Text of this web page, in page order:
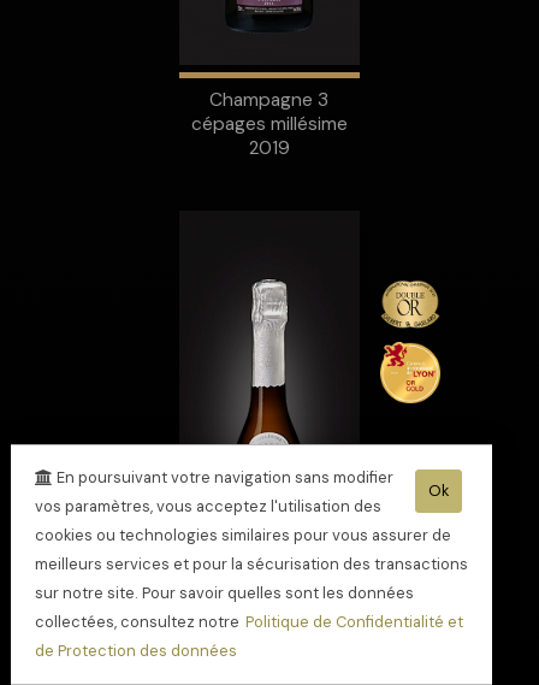
Champagne 3
cépages millésime
2019
Ok
En poursuivant votre navigation sans modifier
vos paramètres, vous acceptez l'utilisation des
cookies ou technologies similaires pour vous assurer de
meilleurs services et pour la sécurisation des transactions
sur notre site. Pour savoir quelles sont les données
collectées, consultez notre Politique de Confidentialité et
de Protection des données